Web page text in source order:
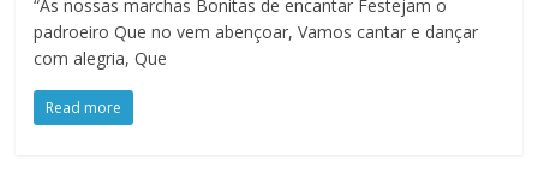
“As nossas marchas Bonitas de encantar Festejam o
padroeiro Que no vem abençoar, Vamos cantar e dançar
com alegria, Que
Read more